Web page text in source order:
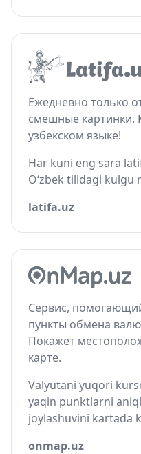
Ежедневно только
смешные картинки.
узбекском языке!
Har kuni eng sara
O‘zbek tilidagi kulgu
latifa.uz
Сервис,
пункты обмена
Покажет
карте.
Valyutani yuqori
yaqin punktlarni
joylashuvini kartada
onmap.uz